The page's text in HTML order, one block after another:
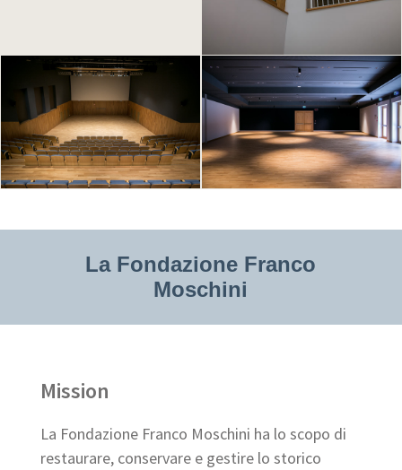
La Fondazione Franco
Moschini
Mission
La Fondazione Franco Moschini ha lo scopo di
restaurare, conservare e gestire lo storico